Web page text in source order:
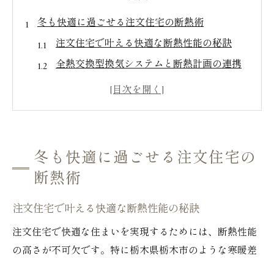
冬も快適に過ごせる注文住宅の断熱術
注文住宅で叶える快適な断熱性能の秘訣
全熱交換型換気システムと断熱計画の連携
注文住宅に適した高断熱材の選び方ポイン
全熱交換型換気システムが叶える理想の住まい
注文住宅に最適な全熱交換型換気の導入効
果
快適な住まいを支える換気システムの仕組
み
冬も快適に過ごせる注文住宅の
断熱術
注文住宅で叶える快適な断熱性能の秘訣
注文住宅で快適な住まいを実現するためには、断熱性能
の高さが不可欠です。特に栃木県栃木市のような寒暖差